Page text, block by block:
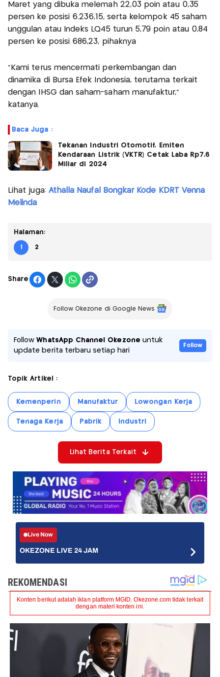
Maret yang dibuka melemah 22,03 poin atau 0,35
persen ke posisi 6.236,15, serta kelompok 45 saham
unggulan atau Indeks LQ45 turun 5,79 poin atau 0,84
persen ke posisi 686,23, pihaknya
"Kami terus mencermati perkembangan dan
dinamika di Bursa Efek Indonesia, terutama terkait
dengan IHSG dan saham-saham manufaktur,"
katanya.
Baca Juga :
Tekanan Industri Otomotif, Emiten
Kendaraan Listrik (VKTR) Cetak Laba Rp7,6
Miliar di 2024
Lihat juga: Athalla Naufal Bongkar Kode KDRT Venna
Melinda
Halaman:
1 2
Share
Follow Okezone di Google News
FollowWhatsApp Channel Okezone untuk
update berita terbaru setiap hari
Follow
Topik Artikel :
Kemenperin Manufaktur Lowongan Kerja
Tenaga Kerja Pabrik Industri
Lihat Berita Terkait
Live Now
OKEZONE LIVE 24 JAM